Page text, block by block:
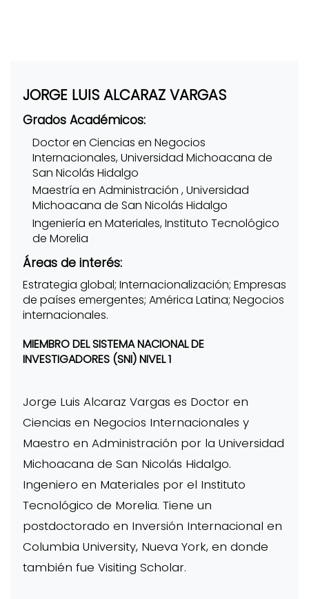
JORGE LUIS ALCARAZ VARGAS
Grados Académicos:
Doctor en Ciencias en Negocios
Internacionales, Universidad Michoacana de
San Nicolás Hidalgo
Maestría en Administración , Universidad
Michoacana de San Nicolás Hidalgo
Ingeniería en Materiales, Instituto Tecnológico
de Morelia
Áreas de interés:
Estrategia global; Internacionalización; Empresas
de países emergentes; América Latina; Negocios
internacionales.
MIEMBRO DEL SISTEMA NACIONAL DE
INVESTIGADORES (SNI) NIVEL 1
Jorge Luis Alcaraz Vargas es Doctor en
Ciencias en Negocios Internacionales y
Maestro en Administración por la Universidad
Michoacana de San Nicolás Hidalgo.
Ingeniero en Materiales por el Instituto
Tecnológico de Morelia. Tiene un
postdoctorado en Inversión Internacional en
Columbia University, Nueva York, en donde
también fue Visiting Scholar.